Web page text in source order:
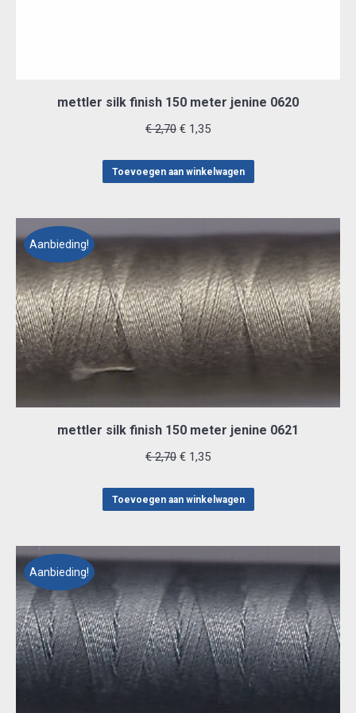
mettler silk finish 150 meter jenine 0620
€2,70 Oorspronkelijke
was:
€ 1,35Huidige
is:
Toevoegen aan winkelwagen
Aanbieding!
mettler silk finish 150 meter jenine 0621
€2,70 Oorspronkelijke
was:
€ 1,35Huidige
is:
Toevoegen aan winkelwagen
Aanbieding!